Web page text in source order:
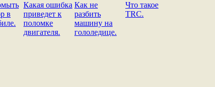
в
Какая ошибка
приведет к
поломке
двигателя.
Как не
разбить
машину на
гололедице.
Что такое
TRC.